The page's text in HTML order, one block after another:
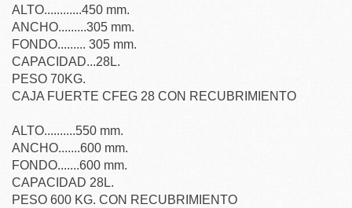
ALTO............450 mm.
ANCHO.........305 mm.
FONDO......... 305 mm.
CAPACIDAD...28L.
PESO 70KG.
CAJA FUERTE CFEG 28 CON RECUBRIMIENTO
ALTO..........550 mm.
ANCHO.......600 mm.
FONDO.......600 mm.
CAPACIDAD 28L.
PESO 600 KG. CON RECUBRIMIENTO